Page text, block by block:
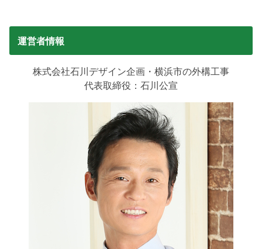
運営者情報
株式会社石川デザイン企画・横浜市の外構工事
代表取締役：石川公宣